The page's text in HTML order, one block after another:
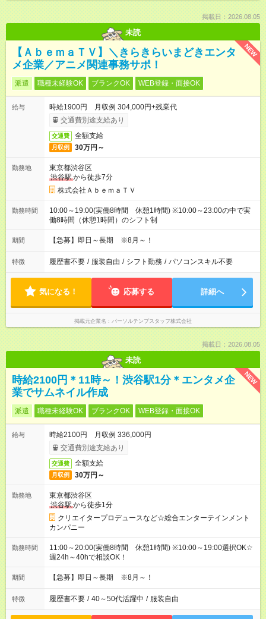
掲載日：2026.08.05
未読
NEW
【ＡｂｅｍａＴＶ】＼きらきらいまどきエンタ
メ企業／アニメ関連事務サポ！
派遣 職種未経験OK ブランクOK WEB登録・面接OK
給与
時給1900円 月収例 304,000円+残業代
交通費別途支給あり
交通費 全額支給
月収例 30万円～
勤務地
東京都渋谷区
渋谷駅から徒歩7分
株式会社ＡｂｅｍａＴＶ
勤務時間
10:00～19:00(実働8時間 休憩1時間) ※10:00～23:00の中で実
働8時間（休憩1時間）のシフト制
期間 【急募】即日～長期 ※8月～！
特徴 履歴書不要 / 服装自由 / シフト勤務 / パソコンスキル不要
気になる！ 応募する 詳細へ
掲載元企業名 パーソルテンプスタッフ株式会社
掲載日：2026.08.05
未読
NEW
時給2100円＊11時～！渋谷駅1分＊エンタメ企
業でサムネイル作成
派遣 職種未経験OK ブランクOK WEB登録・面接OK
給与
時給2100円 月収例 336,000円
交通費別途支給あり
交通費 全額支給
月収例 30万円～
勤務地
東京都渋谷区
渋谷駅から徒歩1分
クリエイタープロデュースなど☆総合エンターテインメント
カンパニー
勤務時間
11:00～20:00(実働8時間 休憩1時間) ※10:00～19:00選択OK☆
週24h～40hで相談OK！
期間 【急募】即日～長期 ※8月～！
特徴 履歴書不要 / 40～50代活躍中 / 服装自由